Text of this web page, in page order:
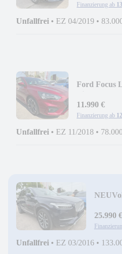
Finanzierung ab
Unfallfrei • EZ 04/2019 •
Ford Focus
11.990 €
Finanzierung ab
Unfallfrei • EZ 11/2018 •
NEU
25.990 €
Unfallfrei • EZ 03/2016 •